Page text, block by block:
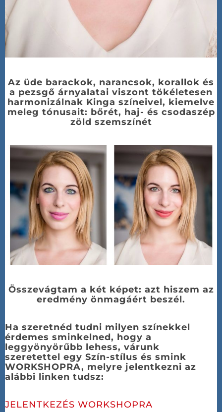
Az üde barackok, narancsok, korallok és
a pezsgő árnyalatai viszont tökéletesen
harmonizálnak Kinga színeivel, kiemelve
meleg tónusait: bőrét, haj- és csodaszép
zöld szemszínét
Összevágtam a két képet: azt hiszem az
eredmény önmagáért beszél.
Ha szeretnéd tudni milyen színekkel
érdemes sminkelned, hogy a
leggyönyörűbb lehess, várunk
szeretettel egy Szín-stílus és smink
WORKSHOPRA, melyre jelentkezni az
alábbi linken tudsz:
JELENTKEZÉS WORKSHOPRA